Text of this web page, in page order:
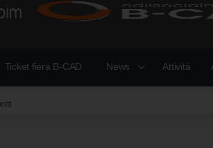
Ticket fiera B-CAD News Attività